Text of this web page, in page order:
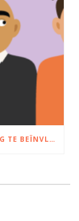
SOCIAAL BEWIJS GEBRUIKEN OM GEDRAG TE BEÏNVLOEDEN